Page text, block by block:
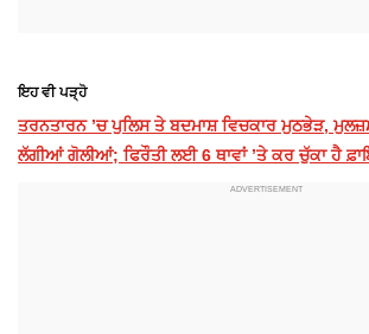
ਇਹ ਵੀ ਪੜ੍ਹੋ
ਤਰਨਤਾਰਨ ’ਚ ਪੁਲਿਸ ਤੇ ਬਦਮਾਸ਼ ਵਿਚਕਾਰ ਮੁਠਭੇੜ,
ਲੱਗੀਆਂ ਗੋਲੀਆਂ; ਫਿਰੌਤੀ ਲਈ 6 ਥਾਵਾਂ ’ਤੇ ਕਰ ਚੁੱਕਾ ਹੈ